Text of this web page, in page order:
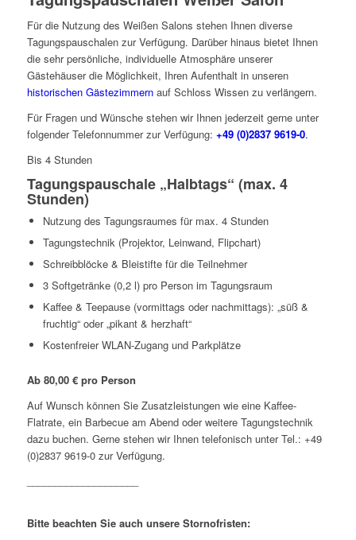
Für die Nutzung des Weißen Salons stehen Ihnen diverse
Tagungspauschalen zur Verfügung. Darüber hinaus bietet Ihnen
die sehr persönliche, individuelle Atmosphäre unserer
Gästehäuser die Möglichkeit, Ihren Aufenthalt in unseren
historischen Gästezimmernauf Schloss Wissen zu verlängern.
Für Fragen und Wünsche stehen wir Ihnen jederzeit gerne unter
folgender Telefonnummer zur Verfügung: +49 (0)2837 9619-0.
Bis 4 Stunden
Tagungspauschale „Halbtags“ (max. 4
Stunden)
Nutzung des Tagungsraumes für max. 4 Stunden
Tagungstechnik (Projektor, Leinwand, Flipchart)
Schreibblöcke & Bleistifte für die Teilnehmer
3 Softgetränke (0,2 l) pro Person im Tagungsraum
Kaffee & Teepause (vormittags oder nachmittags): „süß &
fruchtig“ oder „pikant & herzhaft“
Kostenfreier WLAN-Zugang und Parkplätze
Ab 80,00 € pro Person
Auf Wunsch können Sie Zusatzleistungen wie eine Kaffee-
Flatrate, ein Barbecue am Abend oder weitere Tagungstechnik
dazu buchen. Gerne stehen wir Ihnen telefonisch unter Tel.: +49
(0)2837 9619-0zur Verfügung.
Bitte beachten Sie auch unsere Stornofristen: